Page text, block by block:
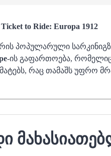
Ticket to Ride: Europa 1912
პოპულარული
-ის გაფართოება,
რაც თამაშს უფრო